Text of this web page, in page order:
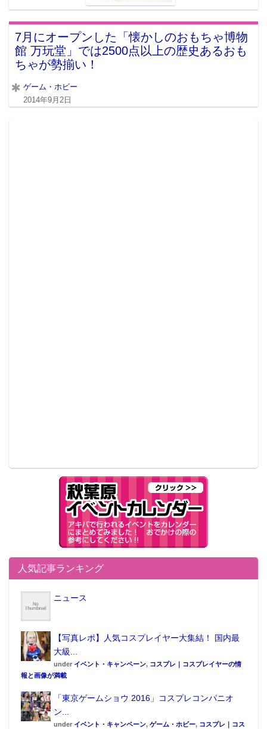
7月にオープンした「懐かしのおもちゃ博物
館 万玩堂」では2500点以上の歴史あるおも
ちゃが勢揃い！
ゲーム・ホビー
2014年9月2日
人気記事ランキング
ニュース
【写真レポ】人気コスプレイヤー大集結！ 国内最
大級...
under イベント・キャンペーン, コスプレ｜コスプレイヤーの情
報と画像が満載
「東京ゲームショウ 2016」コスプレコンパニオ
ン...
under イベント・キャンペーン, ゲーム・ホビー, コスプレ｜コス